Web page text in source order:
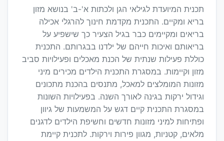
תכנית המיועדת לגילאי הגן ולכתות א'-ב' בנושא מזון
בריא ומקיים. התכנית מקדמת חינוך להרגלי אכילה
בריאים ומקיימים כבר בגיל הצעיר כך שישפיע על
בריאותם ואיכות חייהם של ילדנו בבגרותם. התכנית
כוללת פעילות שנתית של הכנת מאכלים ופעילויות סביב
מזון וקיימות. במסגרת התכנית הילדים מכירים מיני
מזונות המומלצים למאכל, מתנסים בהכנת מתכונים
וגידול ירקות בגינה לאורך השנה. בפעילויות השונות
במסגרת התכנית קיים דגש על המשמעות של גיוון
ופתיחות למיני מזונות חדשים וחשיפת הילדים לדגנים
מלאים, קטניות, מגוון פירות וירקות. לתכנית קיימת